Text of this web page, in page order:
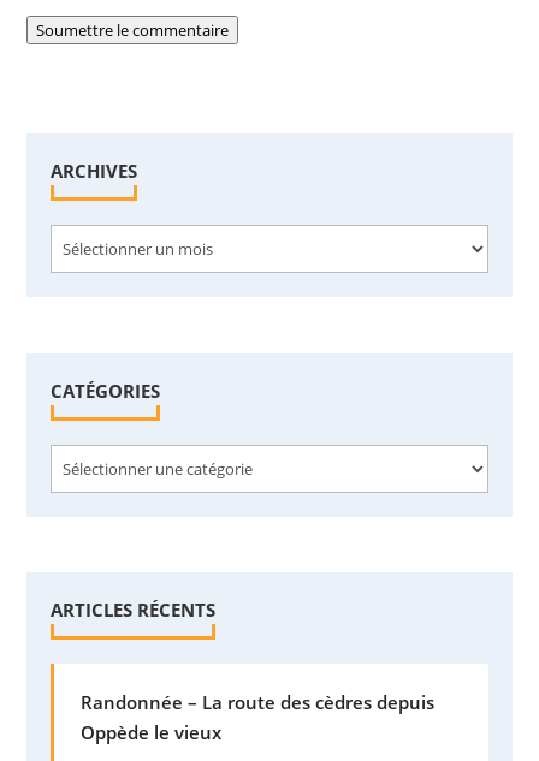
Soumettre le commentaire
ARCHIVESArchives
CATÉGORIES
ARTICLES RÉCENTS
Randonnée – La route des cèdres depuis
Oppède le vieux